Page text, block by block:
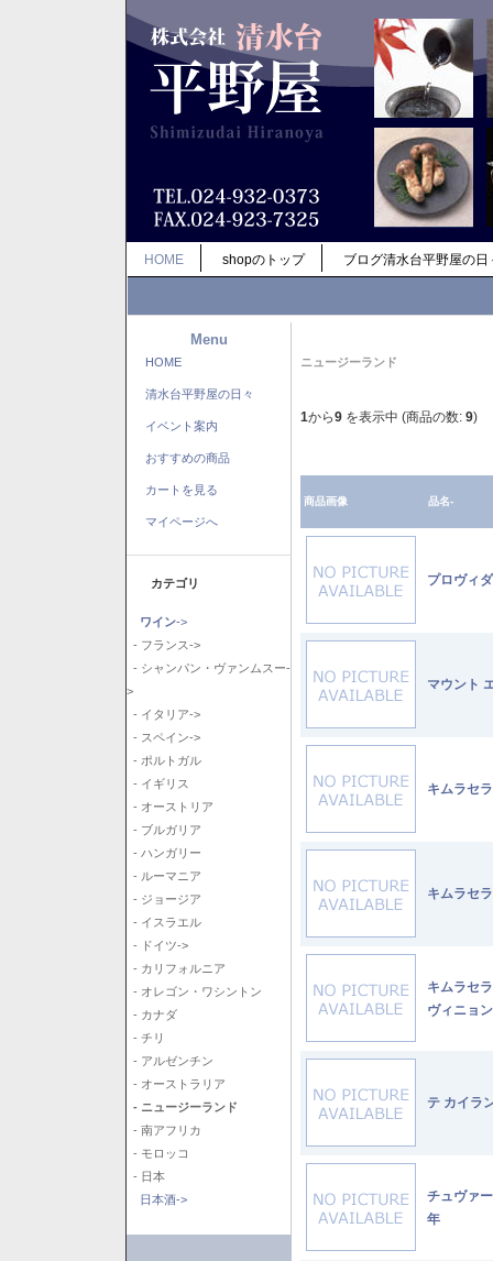
HOME shopのトップ ブログ清水台平野屋の日
Menu
HOME
清水台平野屋の日々
イベント案内
おすすめの商品
カートを見る
マイページへ
カテゴリ
ワイン->
- フランス->
- シャンパン・ヴァンムスー-
>
- イタリア->
- スペイン->
- ポルトガル
- イギリス
- オーストリア
- ブルガリア
- ハンガリー
- ルーマニア
- ジョージア
- イスラエル
- ドイツ->
- カリフォルニア
- オレゴン・ワシントン
- カナダ
- チリ
- アルゼンチン
- オーストラリア
- ニュージーランド
- 南アフリカ
- モロッコ
- 日本
日本酒->
ニュージーランド
1から9 を表示中 (商品の数: 9)
商品画像 品名-
プロヴィ
マウント
キムラセ
キムラセ
キムラセ
ヴィニョ
テ カイ
チュヴァ
年